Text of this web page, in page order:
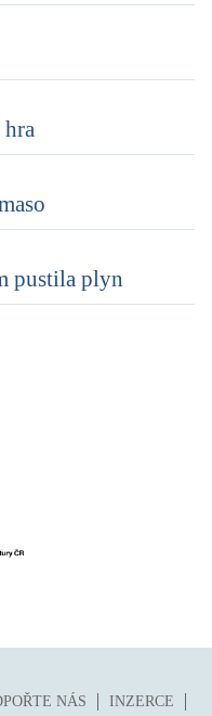
pustila plyn
NÁS
INZERCE